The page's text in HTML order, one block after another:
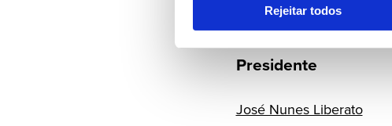
Rejeitar todos
Conselho
Presidente
José Nunes Liberato